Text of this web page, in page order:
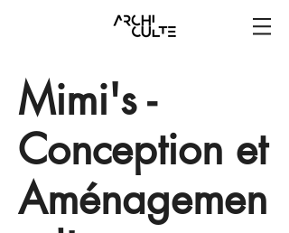
Mimi's -
Conception et
Aménagemen